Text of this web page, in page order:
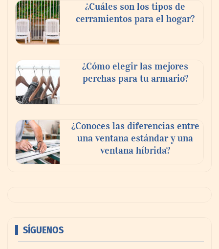
MBF Construcciones refuerza su presencia
digital con una nueva web de reformas en
Madrid
¿Cuáles son los tipos de
cerramientos para el hogar?
¿Cómo elegir las mejores
perchas para tu armario?
¿Conoces las diferencias entre
una ventana estándar y una
ventana híbrida?
SÍGUENOS